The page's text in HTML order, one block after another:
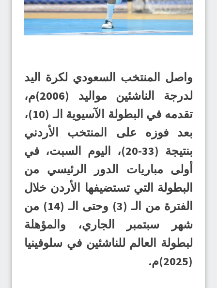
واصل المنتخب السعودي لكرة اليد
لدرجة الناشئين مواليد (2006)م،
تقدمه في البطولة الآسيوية الـ (10)،
بعد فوزه على المنتخب الأردني
بنتيجة (33-20)، اليوم السبت، في
أولى مباريات الدور الرئيسي من
البطولة التي تستضيفها الأردن خلال
الفترة من الـ (3) وحتى الـ (14) من
شهر سبتمبر الجاري، والمؤهلة
لبطولة العالم للناشئين في سلوفينيا
(2025)م.